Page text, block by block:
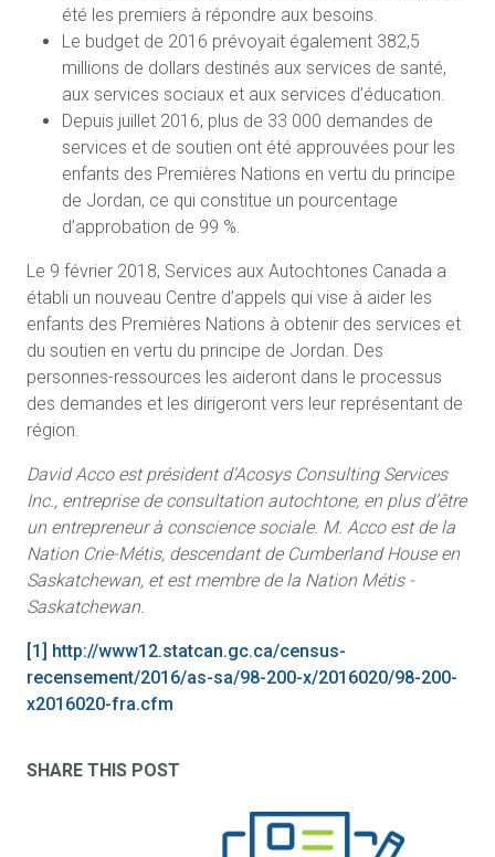
été les premiers à répondre aux besoins.
Le budget de 2016 prévoyait également 382,5
millions de dollars destinés aux services de santé,
aux services sociaux et aux services d’éducation.
Depuis juillet 2016, plus de 33 000 demandes de
services et de soutien ont été approuvées pour les
enfants des Premières Nations en vertu du principe
de Jordan, ce qui constitue un pourcentage
d’approbation de 99 %.
Le 9 février 2018, Services aux Autochtones Canada a
établi un nouveau Centre d’appels qui vise à aider les
enfants des Premières Nations à obtenir des services et
du soutien en vertu du principe de Jordan. Des
personnes-ressources les aideront dans le processus
des demandes et les dirigeront vers leur représentant de
région.
David Acco est président d’Acosys Consulting Services
Inc., entreprise de consultation autochtone, en plus d’être
un entrepreneur à conscience sociale. M. Acco est de la
Nation Crie-Métis, descendant de Cumberland House en
Saskatchewan, et est membre de la Nation Métis -
Saskatchewan.
[1] http://www12.statcan.gc.ca/census-
recensement/2016/as-sa/98-200-x/2016020/98-200-
x2016020-fra.cfm
SHARE THIS POST